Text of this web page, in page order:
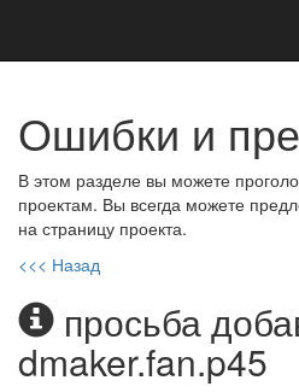
Ошибки и
В этом разделе вы можете
проектам. Вы всегда можете
на страницу проекта.
<<< Назад
просьба
dmaker.fan.p45